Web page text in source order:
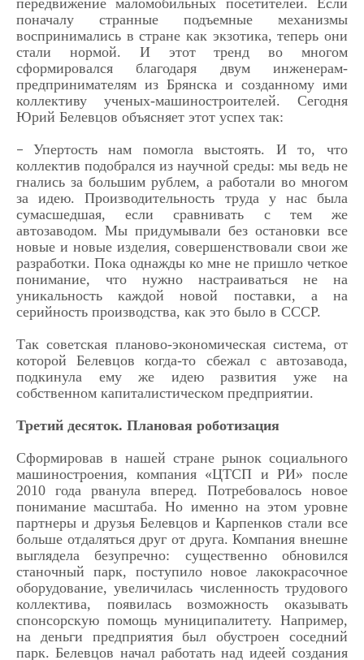
передвижение маломобильных посетителей. Если
поначалу странные подъемные механизмы
воспринимались в стране как экзотика, теперь они
стали нормой. И этот тренд во многом
сформировался благодаря двум инженерам-
предпринимателям из Брянска и созданному ими
коллективу ученых-машиностроителей. Сегодня
Юрий Белевцов объясняет этот успех так:
– Упертость нам помогла выстоять. И то, что
коллектив подобрался из научной среды: мы ведь не
гнались за большим рублем, а работали во многом
за идею. Производительность труда у нас была
сумасшедшая, если сравнивать с тем же
автозаводом. Мы придумывали без остановки все
новые и новые изделия, совершенствовали свои же
разработки. Пока однажды ко мне не пришло четкое
понимание, что нужно настраиваться не на
уникальность каждой новой поставки, а на
серийность производства, как это было в СССР.
Так советская планово-экономическая система, от
которой Белевцов когда-то сбежал с автозавода,
подкинула ему же идею развития уже на
собственном капиталистическом предприятии.
Третий десяток. Плановая роботизация
Сформировав в нашей стране рынок социального
машиностроения, компания «ЦТСП и РИ» после
2010 года рванула вперед. Потребовалось новое
понимание масштаба. Но именно на этом уровне
партнеры и друзья Белевцов и Карпенков стали все
больше отдаляться друг от друга. Компания внешне
выглядела безупречно: существенно обновился
станочный парк, поступило новое лакокрасочное
оборудование, увеличилась численность трудового
коллектива, появилась возможность оказывать
спонсорскую помощь муниципалитету. Например,
на деньги предприятия был обустроен соседний
парк. Белевцов начал работать над идеей создания